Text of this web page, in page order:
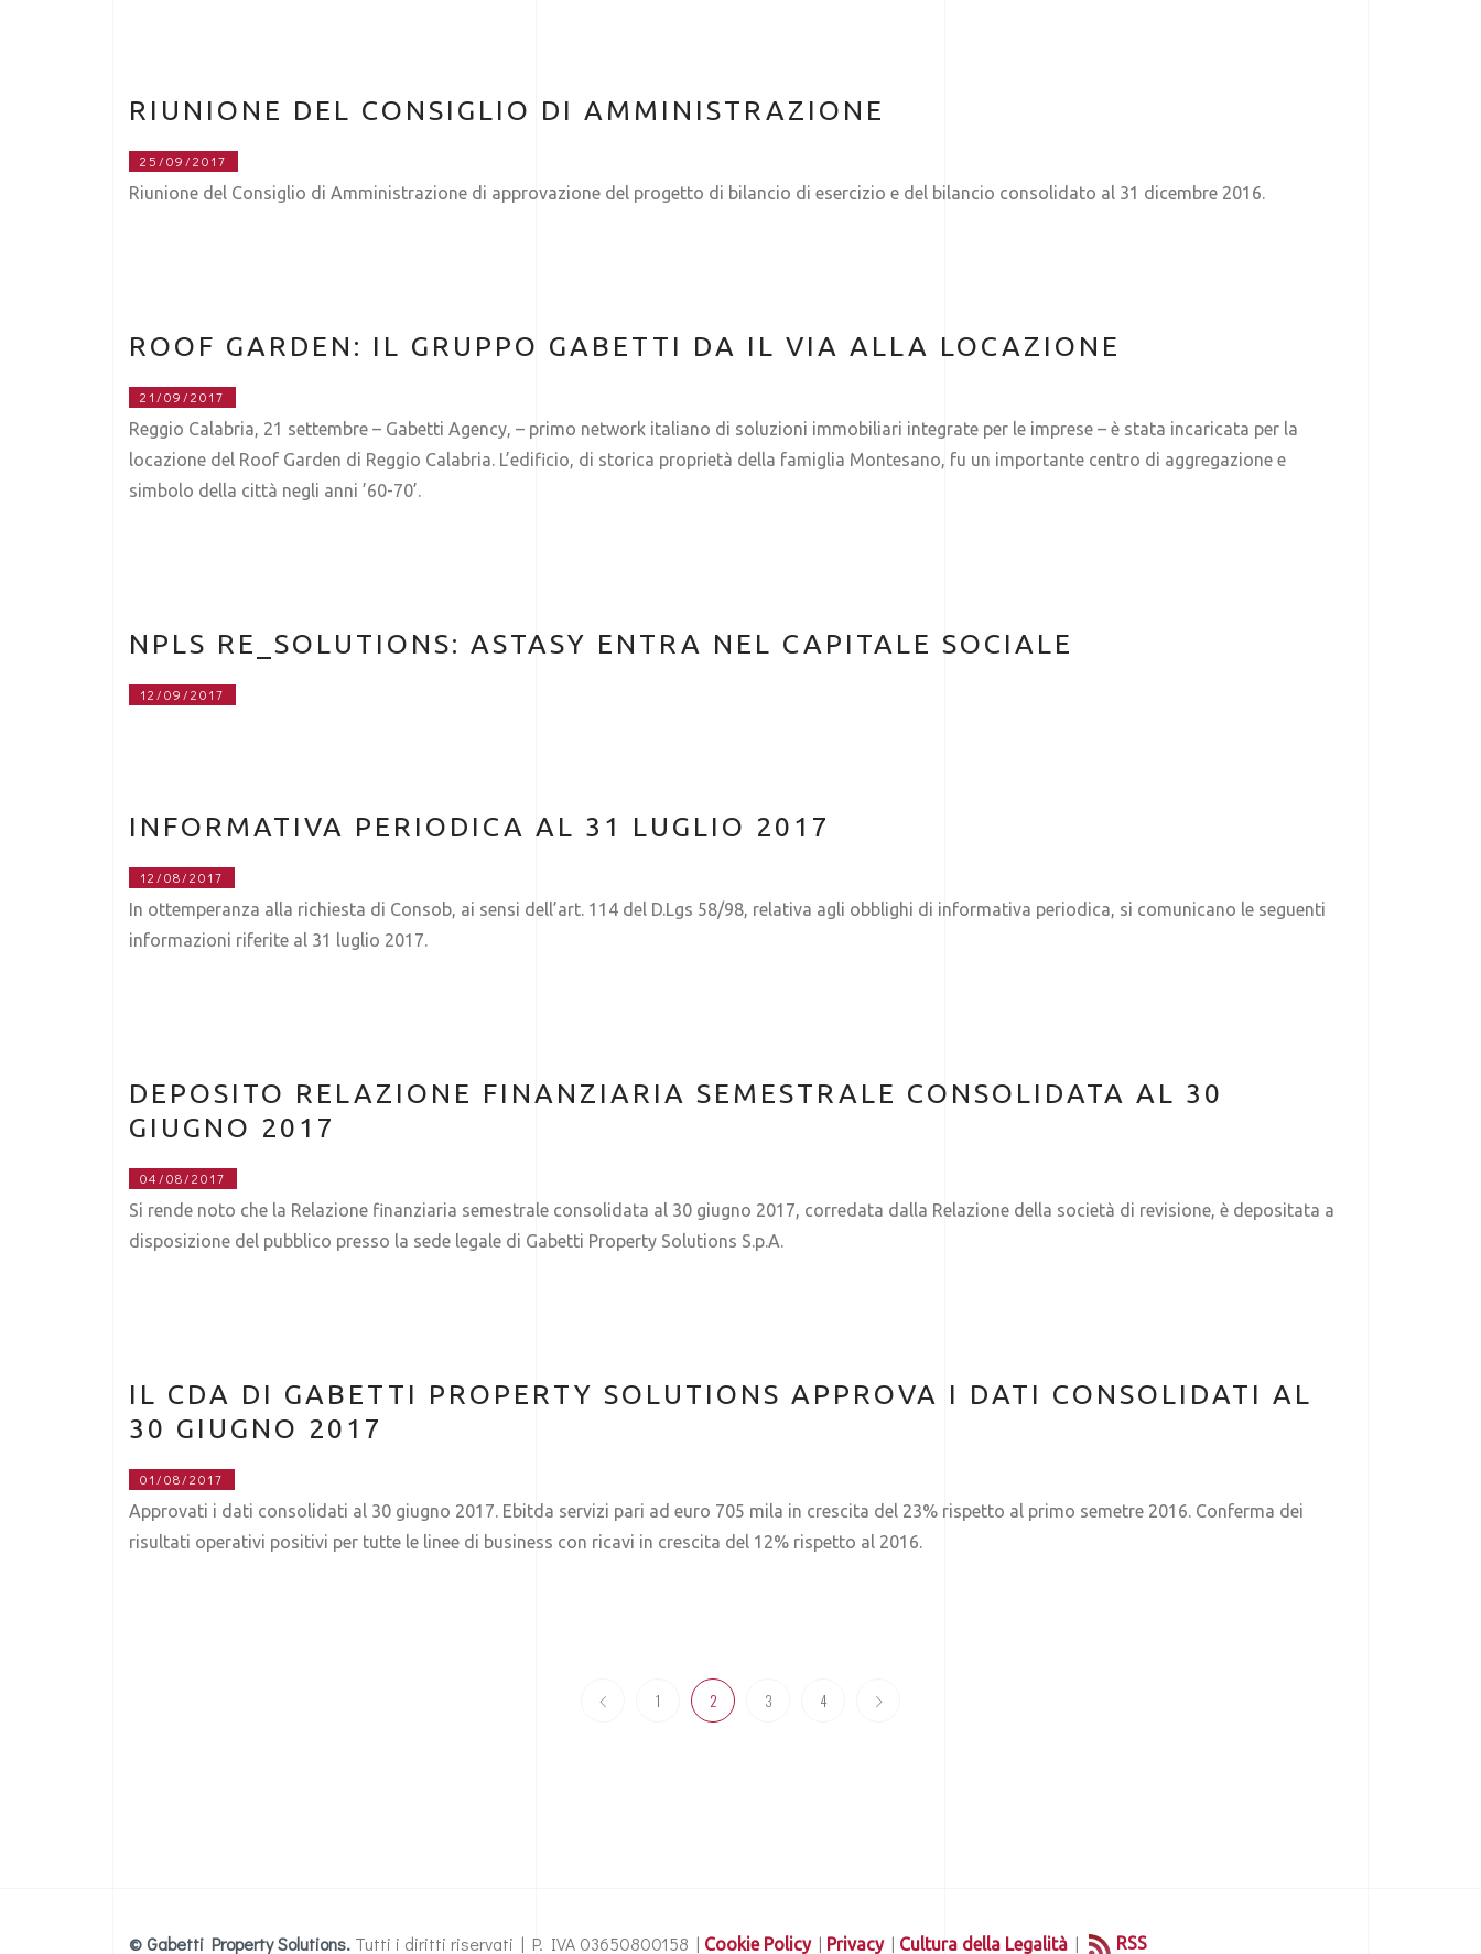
RIUNIONE DEL CONSIGLIO DI AMMINISTRAZIONE
25/09/2017
Riunione del Consiglio di Amministrazione di approvazione del progetto di bilancio di esercizio e del bilancio consolidato al 31 dicembre 2016.
ROOF GARDEN: IL GRUPPO GABETTI DA IL VIA ALLA LOCAZIONE
21/09/2017
Reggio Calabria, 21 settembre – Gabetti Agency, – primo network italiano di soluzioni immobiliari integrate per le imprese – è stata incaricata per la
locazione del Roof Garden di Reggio Calabria. L’edificio, di storica proprietà della famiglia Montesano, fu un importante centro di aggregazione e
simbolo della città negli anni ’60-70’.
NPLS RE_SOLUTIONS: ASTASY ENTRA NEL CAPITALE SOCIALE
12/09/2017
INFORMATIVA PERIODICA AL 31 LUGLIO 2017
12/08/2017
In ottemperanza alla richiesta di Consob, ai sensi dell’art. 114 del D.Lgs 58/98, relativa agli obblighi di informativa periodica, si comunicano le seguenti
informazioni riferite al 31 luglio 2017.
DEPOSITO RELAZIONE FINANZIARIA SEMESTRALE CONSOLIDATA AL 30
GIUGNO 2017
04/08/2017
Si rende noto che la Relazione finanziaria semestrale consolidata al 30 giugno 2017, corredata dalla Relazione della società di revisione, è depositata a
disposizione del pubblico presso la sede legale di Gabetti Property Solutions S.p.A.
IL CDA DI GABETTI PROPERTY SOLUTIONS APPROVA I DATI CONSOLIDATI AL
30 GIUGNO 2017
01/08/2017
Approvati i dati consolidati al 30 giugno 2017. Ebitda servizi pari ad euro 705 mila in crescita del 23% rispetto al primo semetre 2016. Conferma dei
risultati operativi positivi per tutte le linee di business con ricavi in crescita del 12% rispetto al 2016.
1 2 3 4
© Gabetti Property Solutions. Tutti i diritti riservati | P. IVA 03650800158 | Cookie Policy| Privacy| Cultura della Legalità | RSS